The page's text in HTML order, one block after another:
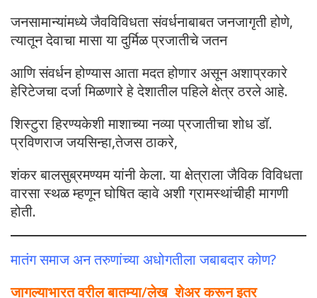
जनसामान्यांमध्ये जैवविविधता संवर्धनाबाबत जनजागृती होणे,
त्यातून देवाचा मासा या दुर्मिळ प्रजातीचे जतन
आणि संवर्धन होण्यास आता मदत होणार असून अशाप्रकारे
हेरिटेजचा दर्जा मिळणारे हे देशातील पहिले क्षेत्र ठरले आहे.
शिस्टुरा हिरण्यकेशी माशाच्या नव्या प्रजातीचा शोध डॉ.
प्रविणराज जयसिन्हा,तेजस ठाकरे,
शंकर बालसुब्रमण्यम यांनी केला. या क्षेत्राला जैविक विविधता
वारसा स्थळ म्हणून घोषित व्हावे अशी ग्रामस्थांचीही मागणी
होती.
मातंग समाज अन तरुणांच्या अधोगतीला जबाबदार कोण?
जागल्याभारत वरील बातम्या/लेख शेअर करून इतर